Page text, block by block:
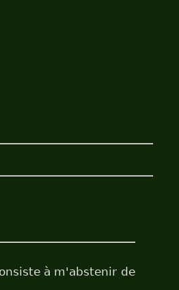
à m'abstenir de